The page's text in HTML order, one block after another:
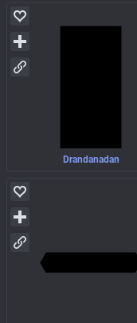
Drandanadan